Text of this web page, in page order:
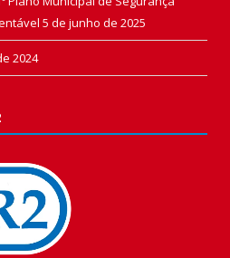
5 de junho de 2025
2024